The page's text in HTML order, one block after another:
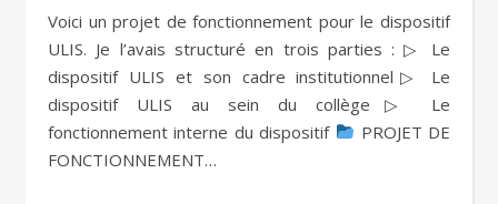
Voici un projet de fonctionnement pour le dispositif
ULIS. Je l’avais structuré en trois parties : ▷ Le
dispositif ULIS et son cadre institutionnel▷ Le
dispositif ULIS au sein du collège▷ Le
fonctionnement interne du dispositif
PROJET DE
FONCTIONNEMENT…